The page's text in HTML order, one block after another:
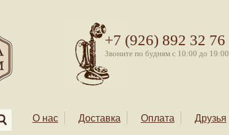
+7 (926) 892 32 76
Звоните по будням с 10:00 до 19:00
О нас Доставка Оплата Друзья